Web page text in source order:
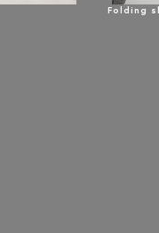
Folding